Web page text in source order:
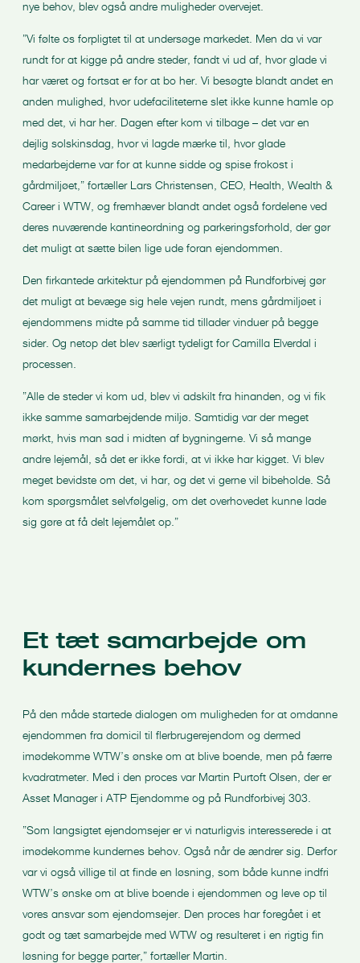
nye behov, blev også andre muligheder overvejet.
”Vi følte os forpligtet til at undersøge markedet. Men da vi var
rundt for at kigge på andre steder, fandt vi ud af, hvor glade vi
har været og fortsat er for at bo her. Vi besøgte blandt andet en
anden mulighed, hvor udefaciliteterne slet ikke kunne hamle op
med det, vi har her. Dagen efter kom vi tilbage – det var en
dejlig solskinsdag, hvor vi lagde mærke til, hvor glade
medarbejderne var for at kunne sidde og spise frokost i
gårdmiljøet,” fortæller Lars Christensen, CEO, Health, Wealth &
Career i WTW, og fremhæver blandt andet også fordelene ved
deres nuværende kantineordning og parkeringsforhold, der gør
det muligt at sætte bilen lige ude foran ejendommen.
Den firkantede arkitektur på ejendommen på Rundforbivej gør
det muligt at bevæge sig hele vejen rundt, mens gårdmiljøet i
ejendommens midte på samme tid tillader vinduer på begge
sider. Og netop det blev særligt tydeligt for Camilla Elverdal i
processen.
”Alle de steder vi kom ud, blev vi adskilt fra hinanden, og vi fik
ikke samme samarbejdende miljø. Samtidig var der meget
mørkt, hvis man sad i midten af bygningerne. Vi så mange
andre lejemål, så det er ikke fordi, at vi ikke har kigget. Vi blev
meget bevidste om det, vi har, og det vi gerne vil bibeholde. Så
kom spørgsmålet selvfølgelig, om det overhovedet kunne lade
sig gøre at få delt lejemålet op.”
Et tæt samarbejde om
kundernes behov
På den måde startede dialogen om muligheden for at omdanne
ejendommen fra domicil til flerbrugerejendom og dermed
imødekomme WTW’s ønske om at blive boende, men på færre
kvadratmeter. Med i den proces var Martin Purtoft Olsen, der er
Asset Manager i ATP Ejendomme og på Rundforbivej 303.
”Som langsigtet ejendomsejer er vi naturligvis interesserede i at
imødekomme kundernes behov. Også når de ændrer sig. Derfor
var vi også villige til at finde en løsning, som både kunne indfri
WTW’s ønske om at blive boende i ejendommen og leve op til
vores ansvar som ejendomsejer. Den proces har foregået i et
godt og tæt samarbejde med WTW og resulteret i en rigtig fin
løsning for begge parter,” fortæller Martin.